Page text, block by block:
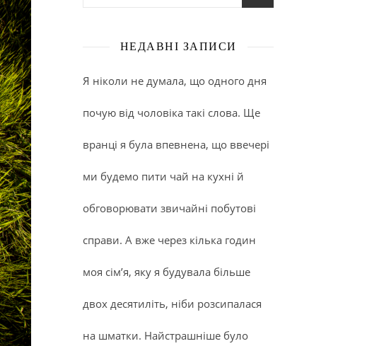
НЕДАВНІ ЗАПИСИ
Я ніколи не думала, що одного дня
почую від чоловіка такі слова. Ще
вранці я була впевнена, що ввечері
ми будемо пити чай на кухні й
обговорювати звичайні побутові
справи. А вже через кілька годин
моя сім’я, яку я будувала більше
двох десятиліть, ніби розсипалася
на шматки. Найстрашніше було